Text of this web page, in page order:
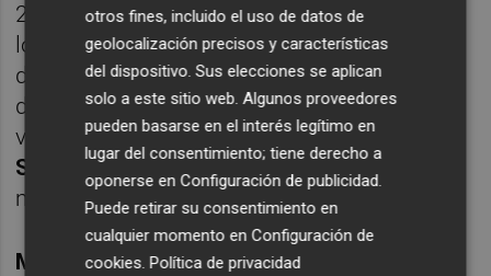
25% por pedir que comparezca Barcala y no
los otros tres "responsables": el 'expresident'
de la GeneralitatCarlos Mazón, el actual jefe
del Consell,Juanfran Pérez Llorca, y la
vicepresidenta y consellera de Vivienda,
Susana Camarero: "La comisión nace
mutilada".
Mª José Calabuig(Compromís) ha exigido
otros fines, incluido el uso de datos de
geolocalización precisos y características
del dispositivo. Sus elecciones se aplican
solo a este sitio web. Algunos proveedores
pueden basarse en el interés legítimo en
lugar del consentimiento; tiene derecho a
oponerse enConfiguración de publicidad.
Puede retirar su consentimiento en
cualquier momento enConfiguración de
cookies.Política de privacidad